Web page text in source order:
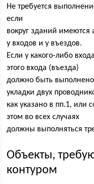
Не требуется
если
вокруг зданий имеются
у входов и у въездов.
Если у какого-либо
этого входа (въезда)
должно быть
укладки двух
как указано в пп.1, или
этом во всех случаях
должны выполняться
Объекты,
контуром